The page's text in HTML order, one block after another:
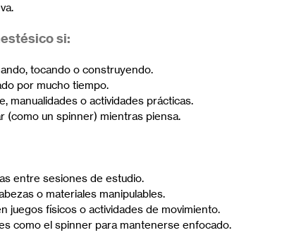
si:
tocando o construyendo.
por mucho tiempo.
manualidades o actividades prácticas.
(como un spinner) mientras piensa.
entre sesiones de estudio.
o materiales manipulables.
juegos físicos o actividades de movimiento.
como el spinner para mantenerse enfocado.